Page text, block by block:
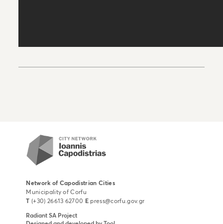
Network of Capodistrian Cities
Municipality of Corfu
T (+30) 26613 62700 E press@corfu.gov.gr
Radiant SA Project